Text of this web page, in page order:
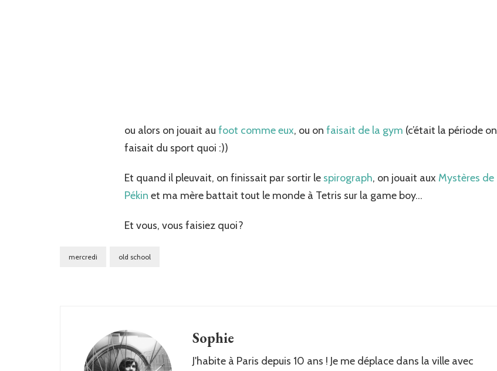
ou alors on jouait au foot comme eux, ou on faisait de la gym (c’était la période on
faisait du sport quoi :))
Et quand il pleuvait, on finissait par sortir le spirograph, on jouait aux Mystères de
Pékin et ma mère battait tout le monde à Tetris sur la game boy…
Et vous, vous faisiez quoi?
mercredi old school
Sophie
J'habite à Paris depuis 10 ans ! Je me déplace dans la ville avec